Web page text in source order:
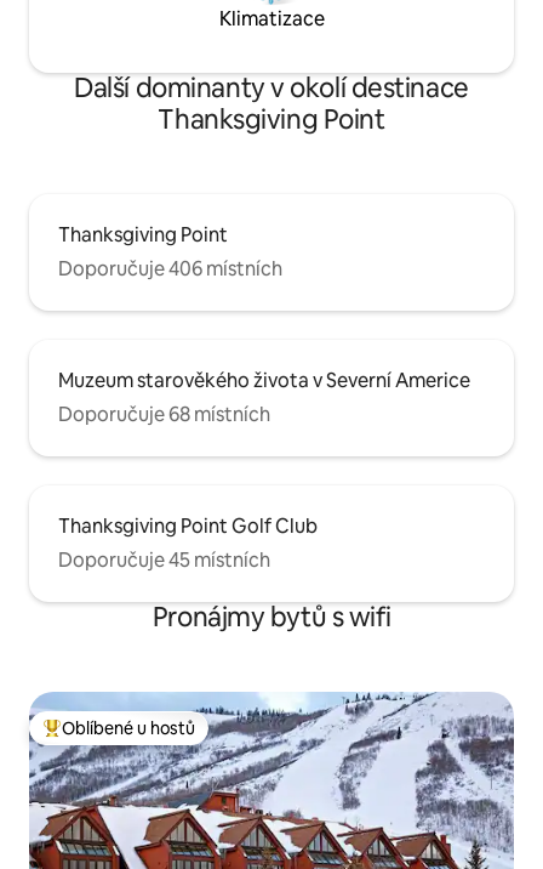
Klimatizace
Další dominanty v okolí destinace
Thanksgiving Point
Thanksgiving Point
Doporučuje 406 místních
Muzeum starověkého života v Severní Americe
Doporučuje 68 místních
Thanksgiving Point Golf Club
Doporučuje 45 místních
Pronájmy bytů s wifi
Nejlepší v kategorii Oblíbené u hostů
Oblíbené u hostů